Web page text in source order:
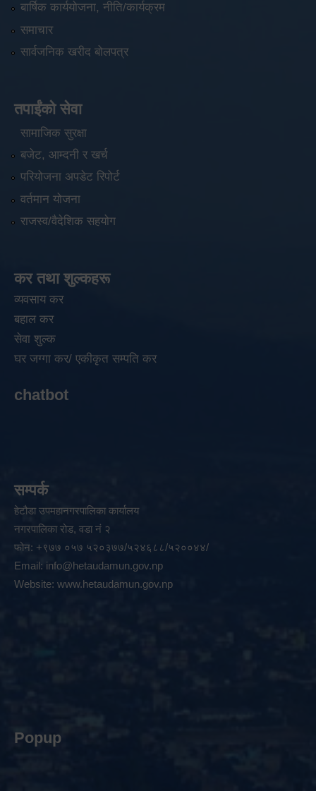
बार्षिक कार्ययोजना, नीति/कार्यक्रम
समाचार
सार्वजनिक खरीद बोलपत्र
तपाईंको सेवा
सामाजिक सुरक्षा
बजेट, आम्दनी र खर्च
परियोजना अपडेट रिपोर्ट
वर्तमान योजना
राजस्व/वैदेशिक सहयोग
कर तथा शुल्कहरू
व्यवसाय कर
बहाल कर
सेवा शुल्क
घर जग्गा कर/ एकीकृत सम्पति कर
chatbot
सम्पर्क
हेटौडा उपमहानगरपालिका कार्यालय
नगरपालिका रोड, वडा नं २
फोन: +९७७ ०५७ ५२०३७७/५२४६८८/५२००४४/
Email: info@hetaudamun.gov.np
Website: www.hetaudamun.gov.np
Popup